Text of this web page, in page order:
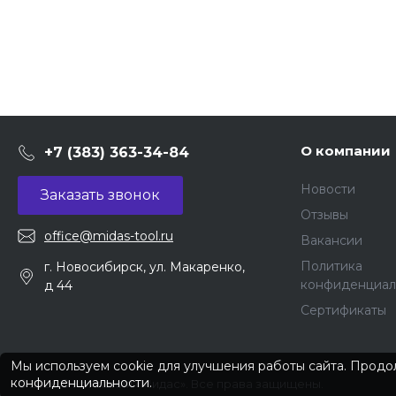
+7 (383) 363-34-84
Заказать звонок
office@midas-tool.ru
г. Новосибирск, ул. Макаренко,
д 44
О компании
Новости
Отзывы
Вакансии
Политика
Сертификаты
© 2026 © Компания «Мидас». Все права защищены.
Мы используем cookie для улучшения работы сайта.
конфиденциальности.